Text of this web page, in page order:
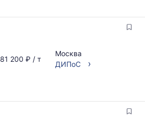
81 200 ₽ / т
Москва
ДИПоС
›